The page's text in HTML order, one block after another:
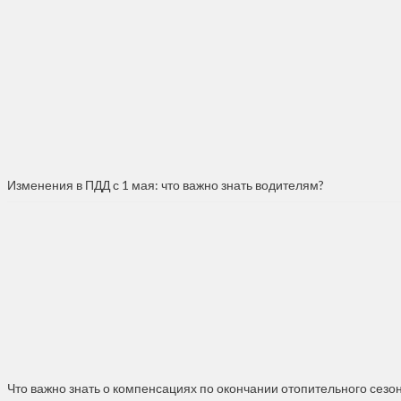
Изменения в ПДД с 1 мая: что важно знать водителям?
Что важно знать о компенсациях по окончании отопительного